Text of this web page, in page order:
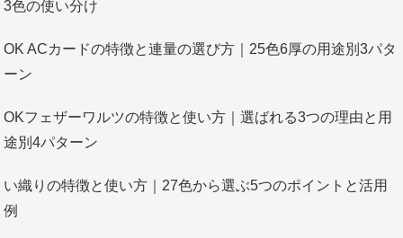
3色の使い分け
OK ACカードの特徴と連量の選び方｜25色6厚の用途別3パタ
ーン
OKフェザーワルツの特徴と使い方｜選ばれる3つの理由と用
途別4パターン
い織りの特徴と使い方｜27色から選ぶ5つのポイントと活用
例